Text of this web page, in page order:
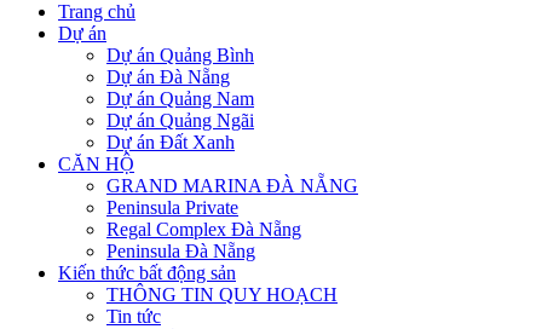
Trang chủ
Dự án
Dự án Quảng Bình
Dự án Đà Nẵng
Dự án Quảng Nam
Dự án Quảng Ngãi
Dự án Đất Xanh
CĂN HỘ
GRAND MARINA ĐÀ NẴNG
Peninsula Private
Regal Complex Đà Nẵng
Peninsula Đà Nẵng
Kiến thức bất động sản
THÔNG TIN QUY HOẠCH
Tin tức